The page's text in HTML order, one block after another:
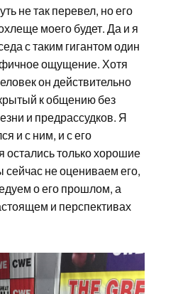
не так перевел, но его
моего будет. Да и я
с таким гигантом один
ощущение. Хотя
он действительно
к общению без
и предрассудков. Я
и с ним, и с его
остались только хорошие
не оцениваем его,
о его прошлом, а
и перспективах